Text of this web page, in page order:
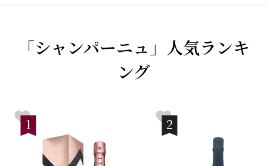
「シャンパーニュ」人気ランキ
ング
1 2